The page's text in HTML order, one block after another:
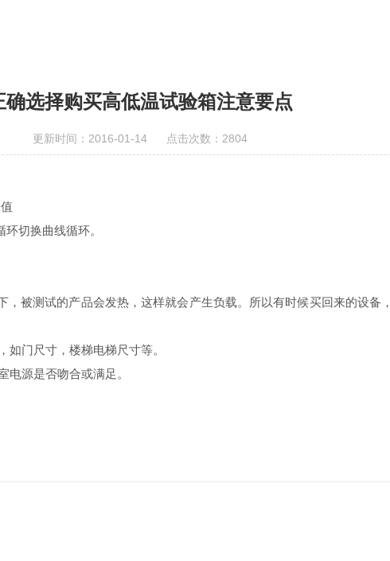
确选择购买高低温试验箱注意要点
更新时间：2016-01-14 点击次数：2804
切换曲线循环。
被测试的产品会发热，这样就会产生负载。所以有时候买回来的设备
门尺寸，楼梯电梯尺寸等。
电源是否吻合或满足。